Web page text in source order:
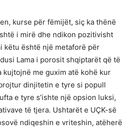
kurse për fëmijët, siç ka thënë
i mirë dhe ndikon pozitivisht
këtu është një metaforë për
Lama i porosit shqiptarët që të
kujtojnë me guxim atë kohë kur
dinjitetin e tyre si popull
e tyre s’ishte një opsion luksi,
të tjera. Ushtarët e UÇK-së
ndiqeshin e vriteshin, atëherë